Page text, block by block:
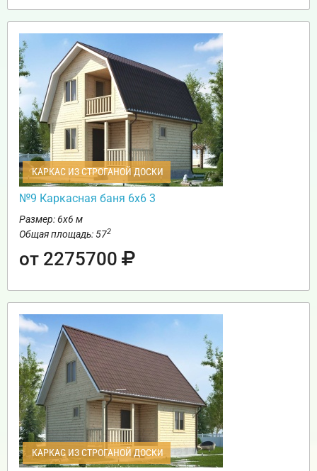
КАРКАС ИЗ СТРОГАНОЙ ДОСКИ
№9 Каркасная баня 6х6 3
Размер: 6х6 м
Общая площадь: 572
от 2275700
КАРКАС ИЗ СТРОГАНОЙ ДОСКИ